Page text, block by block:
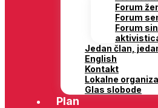
Forum
Forum
Forum
Jedan član,
English
Kontakt
Lokalne
Glas slobode
Plan